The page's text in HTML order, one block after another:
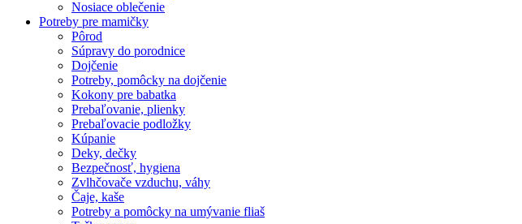
Nosiace oblečenie
Potreby pre mamičky
Pôrod
Súpravy do porodnice
Dojčenie
Potreby, pomôcky na dojčenie
Kokony pre babatka
Prebaľovanie, plienky
Prebaľovacie podložky
Kúpanie
Deky, dečky
Bezpečnosť, hygiena
Zvlhčovače vzduchu, váhy
Čaje, kaše
Potreby a pomôcky na umývanie fliaš